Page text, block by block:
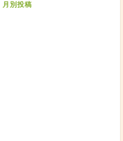
月別投稿